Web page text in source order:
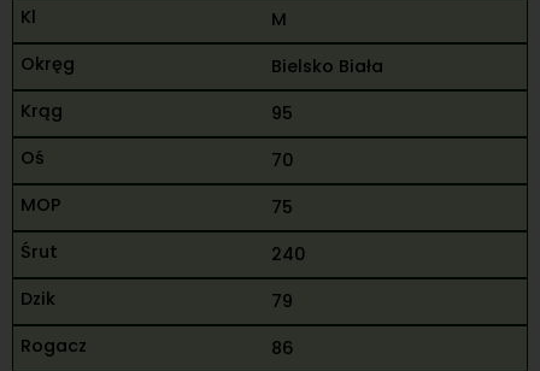
M
Bielsko Biała
95
70
75
240
79
86